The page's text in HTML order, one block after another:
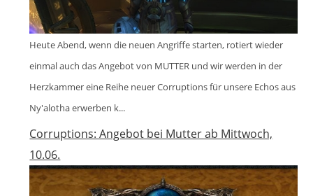
Heute Abend, wenn die neuen Angriffe starten, rotiert wieder
einmal auch das Angebot von MUTTER und wir werden in der
Herzkammer eine Reihe neuer Corruptions für unsere Echos aus
Ny'alotha erwerben k...
Corruptions: Angebot bei Mutter ab Mittwoch,
10.06.